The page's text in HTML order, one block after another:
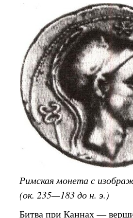
Римская монета с
(ок. 235—183 до н. э.)
Битва при Каннах —